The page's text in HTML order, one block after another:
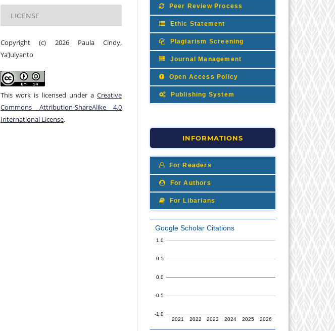
LICENSE
Copyright (c) 2026 Paula Cindy,
Ya’Julyanto
This work is licensed under a Creative
Commons Attribution-ShareAlike 4.0
International License.
Peer Review Process
Ethic Statement
Plagiarism Screening
Journal Management
Open Access Policy
Publishing System
INFORMATIONS
For Readers
For Authors
For Libarians